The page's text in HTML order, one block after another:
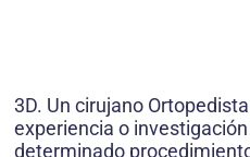
3D. Un cirujano
experiencia o
determinado